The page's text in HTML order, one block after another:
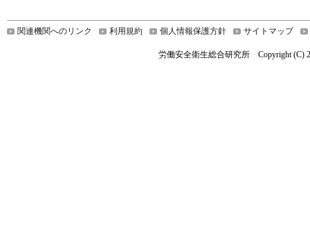
関連機関へのリンク 利用規約 個人情報保護方針 サイトマップ
労働安全衛生総合研究所 Copyright (C)